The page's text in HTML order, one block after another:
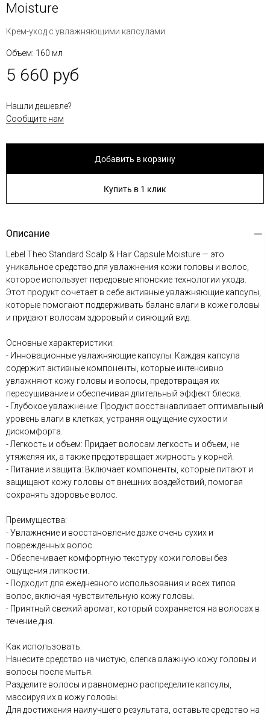
Moisture
Крем-уход с увлажняющими капсулами
Объем: 160 мл
5 660 руб
Нашли дешевле?
Сообщите нам
Добавить в корзину
Купить в 1 клик
Описание
Lebel Theo Standard Scalp & Hair Capsule Moisture — это
уникальное средство для увлажнения кожи головы и волос,
которое использует передовые японские технологии ухода.
Этот продукт сочетает в себе активные увлажняющие капсулы,
которые помогают поддерживать баланс влаги в коже головы
и придают волосам здоровый и сияющий вид.
Основные характеристики:
- Инновационные увлажняющие капсулы: Каждая капсула
содержит активные компоненты, которые интенсивно
увлажняют кожу головы и волосы, предотвращая их
пересушивание и обеспечивая длительный эффект блеска.
- Глубокое увлажнение: Продукт восстанавливает оптимальный
уровень влаги в клетках, устраняя ощущение сухости и
дискомфорта.
- Легкость и объем: Придает волосам легкость и объем, не
утяжеляя их, а также предотвращает жирность у корней.
- Питание и защита: Включает компоненты, которые питают и
защищают кожу головы от внешних воздействий, помогая
сохранять здоровье волос.
Преимущества:
- Увлажнение и восстановление даже очень сухих и
поврежденных волос.
- Обеспечивает комфортную текстуру кожи головы без
ощущения липкости.
- Подходит для ежедневного использования и всех типов
волос, включая чувствительную кожу головы.
- Приятный свежий аромат, который сохраняется на волосах в
течение дня.
Как использовать:
Нанесите средство на чистую, слегка влажную кожу головы и
волосы после мытья.
Разделите волосы и равномерно распределите капсулы,
массируя их в кожу головы.
Для достижения наилучшего результата, оставьте средство на